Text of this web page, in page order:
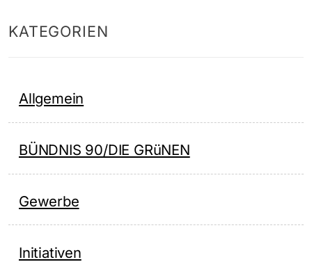
KATEGORIEN
Allgemein
BÜNDNIS 90/DIE GRüNEN
Gewerbe
Initiativen